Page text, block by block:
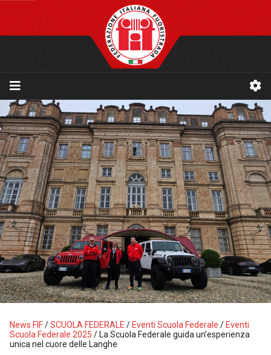
News FIF/SCUOLA FEDERALE /Eventi Scuola Federale /Eventi
Scuola Federale 2025 /La Scuola Federale guida un’esperienza
unica nel cuore delle Langhe